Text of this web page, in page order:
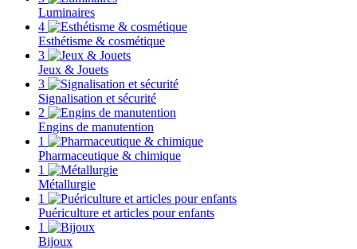
Luminaires
4
Esthétisme & cosmétique
3
Jeux & Jouets
3
Signalisation et sécurité
2
Engins de manutention
1
Pharmaceutique & chimique
1
Métallurgie
1
Puériculture et articles pour enfants
1
Bijoux